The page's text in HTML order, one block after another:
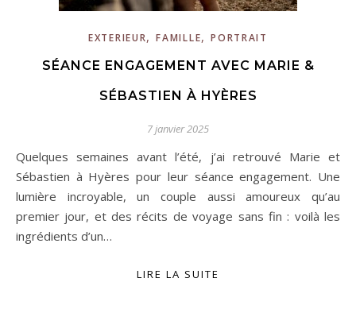
EXTERIEUR,FAMILLE,PORTRAIT
SÉANCE ENGAGEMENT AVEC MARIE &
SÉBASTIEN À HYÈRES
7 janvier 2025
Quelques semaines avant l’été, j’ai retrouvé Marie et
Sébastien à Hyères pour leur séance engagement. Une
lumière incroyable, un couple aussi amoureux qu’au
premier jour, et des récits de voyage sans fin : voilà les
ingrédients d’un…
LIRE LA SUITE